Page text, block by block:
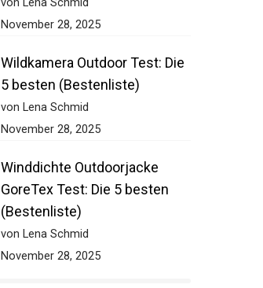
November 28, 2025
Wildkamera Outdoor Test: Die
5 besten (Bestenliste)
von Lena Schmid
November 28, 2025
Winddichte Outdoorjacke
GoreTex Test: Die 5 besten
(Bestenliste)
von Lena Schmid
November 28, 2025